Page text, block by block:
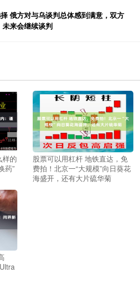
俄方对与乌谈判总体感到满意，双方
来会继续谈判
样的
药”
股票可以用杠杆 地铁直达，免
费拍！北京一“大规模”向日葵花
海盛开，还有大片硫华菊